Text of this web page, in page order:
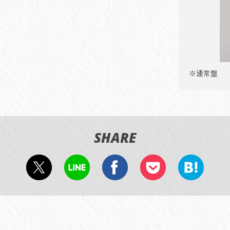
※通常盤
SHARE